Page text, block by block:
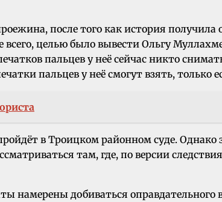
после того как история получила
целью было вывести Ольгу
пальцев у неё сейчас никто
пальцев у неё смогут взять, только
в Троицком районном суде.
там, где, по версии
намерены добиваться